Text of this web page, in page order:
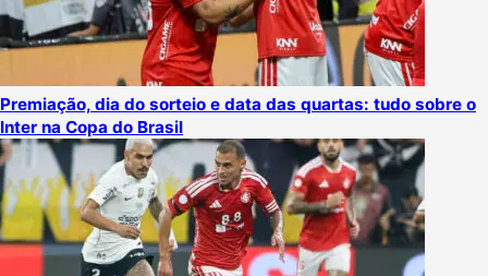
Premiação, dia do sorteio e data das quartas: tudo sobre o
Inter na Copa do Brasil